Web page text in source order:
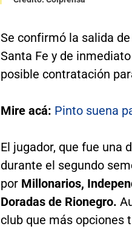
Se confirmó la salida de
Santa Fe y de
posible contratación
Mire acá: Pinto suena
El jugador, que fue una
durante el segundo
por Millonarios,
Doradas de Rionegro.
club que más opciones